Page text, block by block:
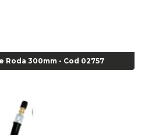
00133
- Cod 00517
- Cod 00518
- Branco - Cod 01466
- Marrom - Cod 01467
Roda 300mm - Cod 02757